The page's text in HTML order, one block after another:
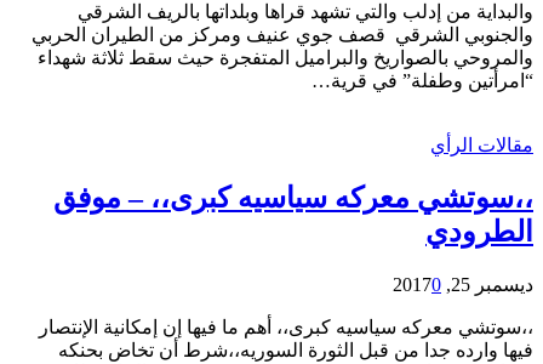
والبداية من إدلب والتي تشهد قراها وبلداتها بالريف الشرقي
والجنوبي الشرقي قصف جوي عنيف ومركز من الطيران الحربي
والمروحي بالصواريخ والبراميل المتفجرة حيث سقط ثلاثة شهداء
“امرأتين وطفلة” في قرية…
مقالات الرأي
،،سوتشي معركه سياسيه كبرى،، – موفق
الطرودي
ديسمبر 25, 2017 0
،،سوتشي معركه سياسيه كبرى،، أهم ما فيها إن إمكانية الإنتصار
فيها وارده جدا من قبل الثورة السوريه،،شرط أن تخاض بحنكه